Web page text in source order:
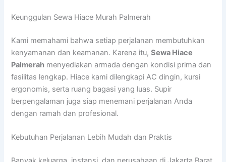
Keunggulan Sewa Hiace Murah Palmerah
Kami memahami bahwa setiap perjalanan membutuhkan
kenyamanan dan keamanan. Karena itu,Sewa Hiace
Palmerah menyediakan armada dengan kondisi prima dan
fasilitas lengkap. Hiace kami dilengkapi AC dingin, kursi
ergonomis, serta ruang bagasi yang luas. Supir
berpengalaman juga siap menemani perjalanan Anda
dengan ramah dan profesional.
Kebutuhan Perjalanan Lebih Mudah dan Praktis